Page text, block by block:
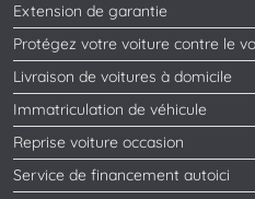
Extension de garantie
Protégez votre voiture contre le
Livraison de voitures à domicile
Immatriculation de véhicule
Reprise voiture occasion
Service de financement autoici